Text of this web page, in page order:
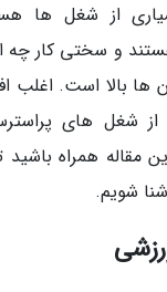
از شغل ها
و سختی کار چه
بالا است. اغلب
از شغل های
مقاله همراه
شویم.